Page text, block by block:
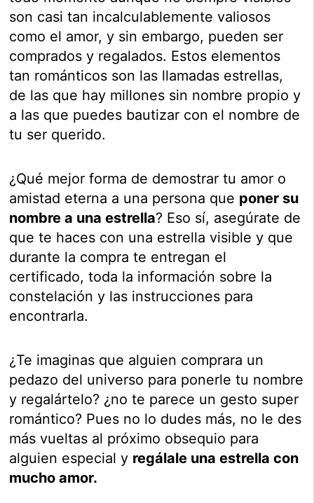
son casi tan incalculablemente valiosos
como el amor, y sin embargo, pueden ser
comprados y regalados. Estos elementos
tan románticos son las llamadas estrellas,
de las que hay millones sin nombre propio y
a las que puedes bautizar con el nombre de
tu ser querido.
¿Qué mejor forma de demostrar tu amor o
amistad eterna a una persona que poner su
nombre a una estrella? Eso sí, asegúrate de
que te haces con una estrella visible y que
durante la compra te entregan el
certificado, toda la información sobre la
constelación y las instrucciones para
encontrarla.
¿Te imaginas que alguien comprara un
pedazo del universo para ponerle tu nombre
y regalártelo? ¿no te parece un gesto super
romántico? Pues no lo dudes más, no le des
más vueltas al próximo obsequio para
alguien especial y regálale una estrella con
mucho amor.